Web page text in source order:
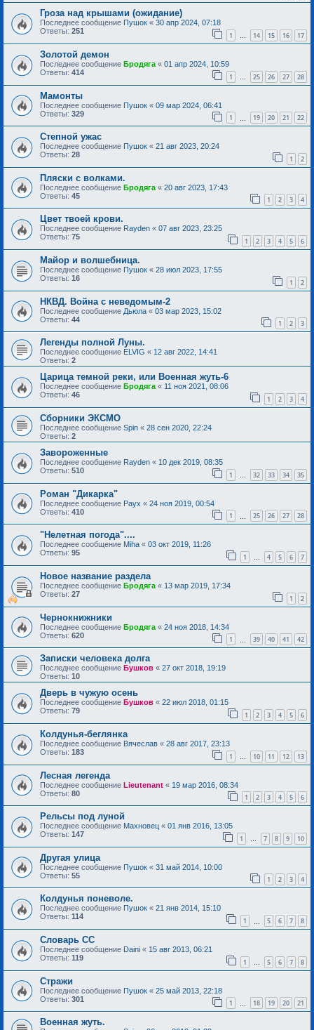
Гроза над крышами (ожидание)
Последнее сообщение Пушок « 30 апр 2024, 07:18
Ответы: 251 1 … 14 15 16 17
Золотой демон
Последнее сообщение Бродяга « 01 апр 2024, 10:59
Ответы: 414 1 25 26 27 28
Мамонты
Последнее сообщение Пушок « 09 мар 2024, 06:41
Ответы: 329 1 19 20 21 22
Степной ужас
Последнее сообщение Пушок « 21 авг 2023, 20:24
Ответы: 28 1 2
Пляски с волками.
Последнее сообщение Бродяга « 20 авг 2023, 17:43
Ответы: 45 1 2 3 4
Цвет твоей крови.
Последнее сообщение Rayden « 07 авг 2023, 23:25
Ответы: 75 1 2 3 4 5 6
Майор и волшебница.
Последнее сообщение Пушок « 28 июл 2023, 17:55
Ответы: 16 1 2
НКВД. Война с неведомым-2
Последнее сообщение Дьюла « 03 мар 2023, 15:02
Ответы: 44 1 2 3
Легенды полной Луны.
Последнее сообщение ELVIG « 12 авг 2022, 14:41
Ответы: 2
Царица темной реки, или Военная жуть-6
Последнее сообщение Бродяга « 11 ноя 2021, 08:06
Ответы: 46 1 2 3 4
Сборники ЭКСМО
Последнее сообщение Spin « 28 сен 2020, 22:24
Ответы: 2
Завороженные
Последнее сообщение Rayden « 10 дек 2019, 08:35
Ответы: 510 1 … 32 33 34 35
Роман "Дикарка"
Последнее сообщение Раух « 24 ноя 2019, 00:54
Ответы: 410 1 25 26 27 28
"Нелетная погода"....
Последнее сообщение Miha « 03 окт 2019, 11:26
Ответы: 95 1 … 4 5 6 7
Новое название раздела
Последнее сообщение Бродяга « 13 мар 2019, 17:34
Ответы: 27 1 2
Чернокнижники
Последнее сообщение Бродяга « 24 ноя 2018, 14:34
Ответы: 620 1 39 40 41 42
Записки человека долга
Последнее сообщение Бушков « 27 окт 2018, 19:19
Ответы: 10
Дверь в чужую осень
Последнее сообщение Бушков « 22 июл 2018, 01:15
Ответы: 79 1 2 3 4 5 6
Колдунья-беглянка
Последнее сообщение Вячеслав « 28 авг 2017, 23:13
Ответы: 183 1 10 11 12 13
Лесная легенда
Последнее сообщение Lieutenant « 19 мар 2016, 08:34
Ответы: 80 1 2 3 4 5 6
Рельсы под луной
Последнее сообщение Махновец « 01 янв 2016, 13:05
Ответы: 147 1 … 7 8 9 10
Другая улица
Последнее сообщение Пушок « 31 май 2014, 10:00
Ответы: 55 1 2 3 4
Колдунья поневоле.
Последнее сообщение Пушок « 21 янв 2014, 15:10
Ответы: 114 1 5 6 7 8
Словарь СС
Последнее сообщение Daini « 15 авг 2013, 06:21
Ответы: 119 1 … 5 6 7 8
Стражи
Последнее сообщение Пушок « 25 май 2013, 22:18
Ответы: 301 1 18 19 20 21
Военная жуть.